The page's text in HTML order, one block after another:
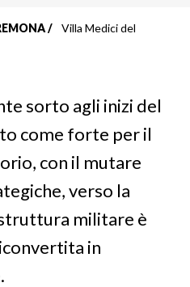
Villa Medici del
sorto agli inizi del
come forte per il
con il mutare
verso la
militare è
in